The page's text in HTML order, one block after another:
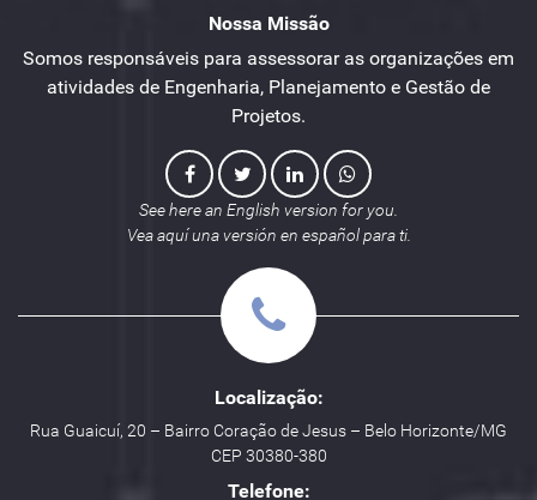
Nossa Missão
Somos responsáveis para assessorar as organizações em
atividades de Engenharia, Planejamento e Gestão de
Projetos.
See here an English version for you.
Vea aquí una versión en español para ti.
Localização:
Rua Guaicuí, 20 – Bairro Coração de Jesus – Belo Horizonte/MG
CEP 30380-380
Telefone: